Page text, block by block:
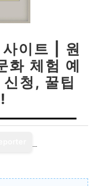
이트 | 원
화 체험 예
청, 꿀팁